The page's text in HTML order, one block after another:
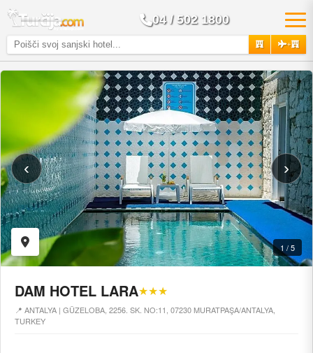
04 / 502 1800
+
‹ ›
1 / 5
DAM HOTEL LARA★★★
📍 ANTALYA | GÜZELOBA, 2256. SK. NO:11, 07230 MURATPAŞA/ANTALYA,
TURKEY